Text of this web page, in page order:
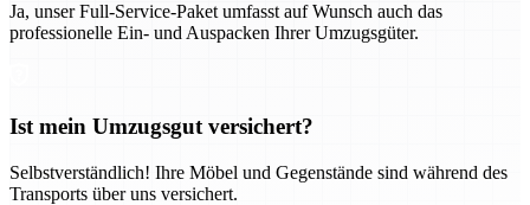
Ja, unser Full-Service-Paket umfasst auf Wunsch auch das
professionelle Ein- und Auspacken Ihrer Umzugsgüter.
Ist mein Umzugsgut versichert?
Selbstverständlich! Ihre Möbel und Gegenstände sind während des
Transports über uns versichert.